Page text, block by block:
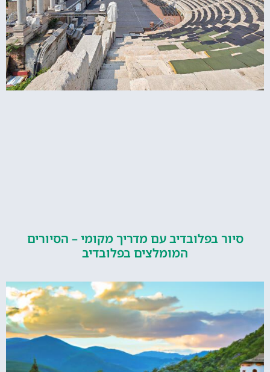
בפלובדיב עם מדריך מקומי – הסיורים
המומלצים בפלובדיב